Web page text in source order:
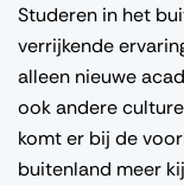
Studeren in het
verrijkende
alleen nieuwe
ook andere
komt er bij de
buitenland meer